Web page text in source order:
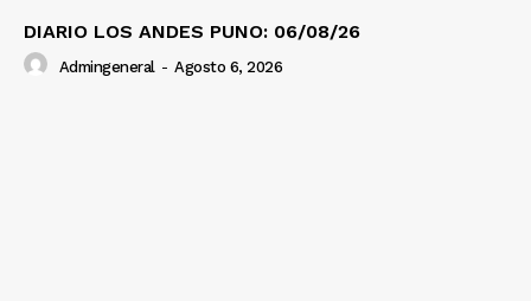
DIARIO LOS ANDES PUNO: 06/08/26
Admingeneral - Agosto 6, 2026